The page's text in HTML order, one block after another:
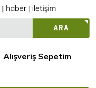
| haber| iletişim
ARA
Alışveriş Sepetim